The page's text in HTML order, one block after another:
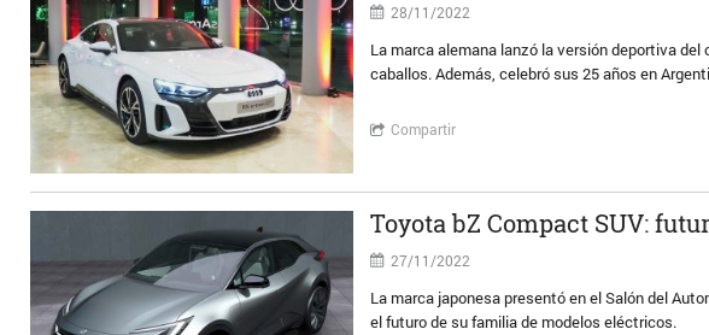
28/11/2022
La marca alemana lanzó la versión deportiva
caballos. Además, celebró sus 25 años en
Compartir
Toyota bZ Compact SUV:
27/11/2022
La marca japonesa presentó en el Salón del
el futuro de su familia de modelos eléctricos.